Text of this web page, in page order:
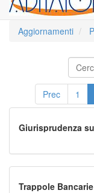
Aggiornamenti
Prec 1
Giurisprudenza
Trappole